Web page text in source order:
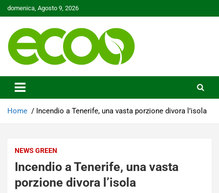
Skip
to
domenica, Agosto 9, 2026
Ecoo.it
Home Incendio a Tenerife, una vasta porzione divora l’isola
NEWS GREEN
Incendio a Tenerife, una vasta
porzione divora l’isola